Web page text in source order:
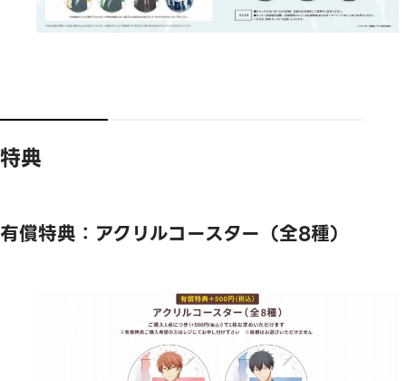
特典
有償特典：アクリルコースター（全8種）